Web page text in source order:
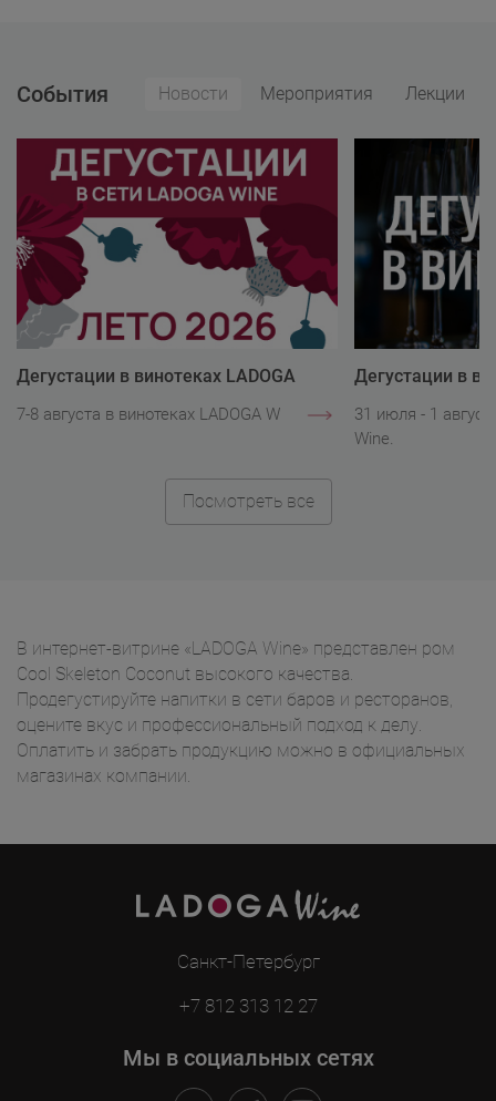
События Новости Мероприятия Лекции
Дегустации в винотеках LADOGA
7-8 августа в винотеках LADOGA Wine.
Дегустации в
31 июля - 1
Wine.
Посмотреть все
В интернет-витрине «LADOGA Wine» представлен ром
Cool Skeleton Coconut высокого качества.
Продегустируйте напитки в сети баров и ресторанов,
оцените вкус и профессиональный подход к делу.
Оплатить и забрать продукцию можно в официальных
магазинах компании.
Санкт-Петербург
+7 812 313 12 27
Мы в социальных сетях